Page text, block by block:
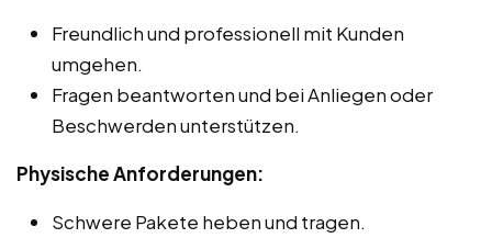
Freundlich und professionell mit Kunden
umgehen.
Fragen beantworten und bei Anliegen oder
Beschwerden unterstützen.
Physische Anforderungen:
Schwere Pakete heben und tragen.